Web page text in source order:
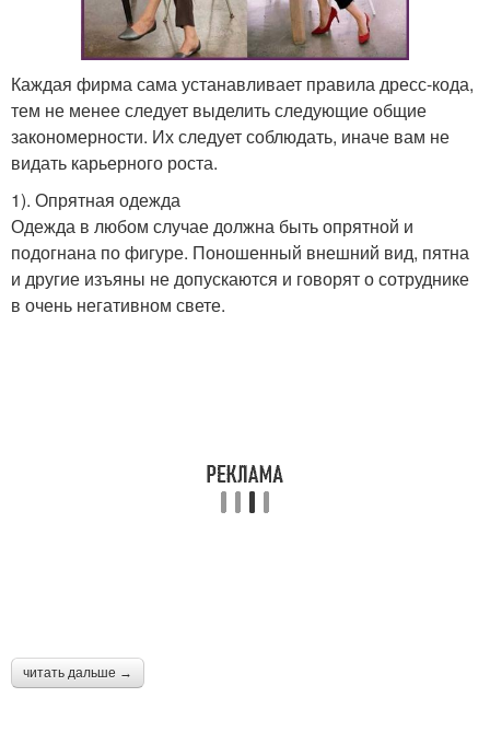
Каждая фирма сама устанавливает правила дресс-кода,
тем не менее следует выделить следующие общие
закономерности. Их следует соблюдать, иначе вам не
видать карьерного роста.
1). Опрятная одежда
Одежда в любом случае должна быть опрятной и
подогнана по фигуре. Поношенный внешний вид, пятна
и другие изъяны не допускаются и говорят о сотруднике
в очень негативном свете.
читать дальше →